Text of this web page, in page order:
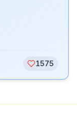
1575